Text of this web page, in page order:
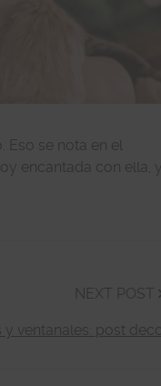
se nota en el
encantada con ella,
NEXT POST
ventanales: post